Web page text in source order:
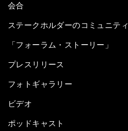
会合
ステークホルダーのコミュニティ
「フォーラム・ストーリー」
プレスリリース
フォトギャラリー
ビデオ
ポッドキャスト